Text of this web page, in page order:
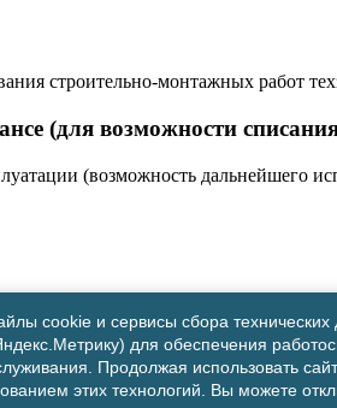
строительно-монтажных работ
(для возможности
(возможность дальнейшего
cookie и сервисы сбора технических
для обеспечения
Продолжая использовать
этих технологий. Вы можете